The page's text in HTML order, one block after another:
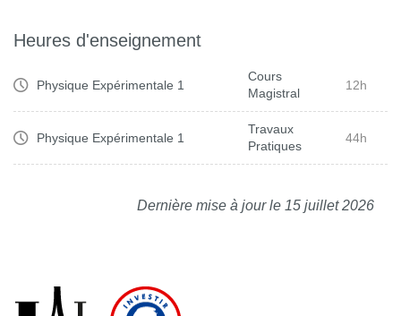
Heures d'enseignement
Physique Expérimentale 1
Cours
Magistral
12h
Physique Expérimentale 1
Travaux
Pratiques
44h
Dernière mise à jour le 15 juillet 2026